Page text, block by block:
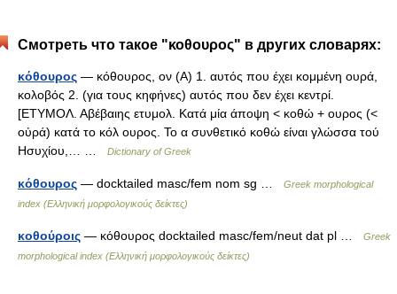
Смотреть что такое "κοθουρος" в других словарях:
κόθουρος — κόθουρος, ον (Α) 1. αυτός που έχει κομμένη ουρά,
κολοβός 2. (για τους κηφήνες) αυτός που δεν έχει κεντρί.
[ΕΤΥΜΟΛ. Αβέβαιης ετυμολ. Κατά μία άποψη < κοθώ + ουρος (<
οὐρά) κατά το κόλ ουρος. Το α συνθετικό κοθώ είναι γλώσσα τού
Ησυχίου,… …
Dictionary of Greek
κόθουρος — docktailed masc/fem nom sg …
Greek morphological
index (Ελληνική μορφολογικούς δείκτες)
κοθούροις — κόθουρος docktailed masc/fem/neut dat pl …
Greek
morphological index (Ελληνική μορφολογικούς δείκτες)